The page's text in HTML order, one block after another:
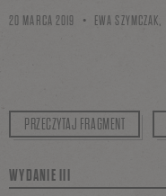
20 MARCA 2019 EWA SZYMCZAK,
PRZECZYTAJ FRAGMENT
WYDANIE III